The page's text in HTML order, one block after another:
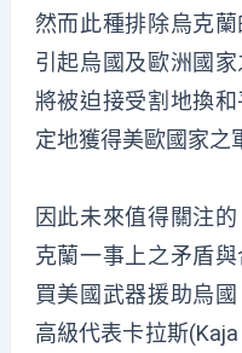
然而此種排除烏克
引起烏國及歐洲國
將被迫接受割地換
定地獲得美歐國家之
因此未來值得關注
克蘭一事上之矛盾
買美國武器援助烏
高級代表卡拉斯